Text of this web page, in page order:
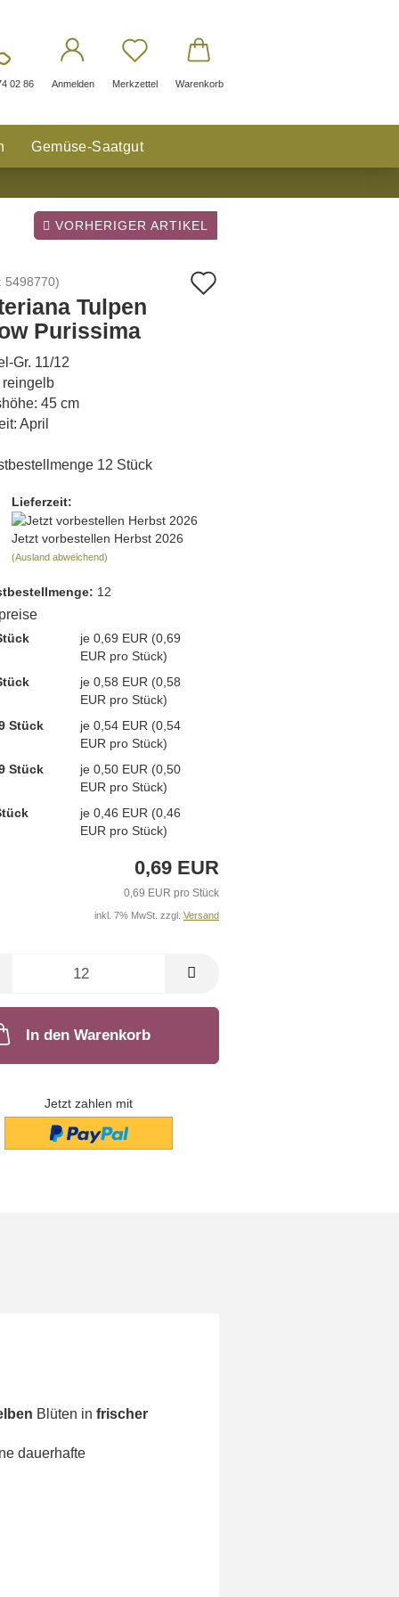
02 86 Anmelden Merkzettel Warenkorb
Gemüse-Saatgut
VORHERIGER ARTIKEL
5498770)
Tulpen
Purissima
Gr. 11/12
45 cm
April
12 Stück
Lieferzeit:
Jetzt vorbestellen Herbst 2026
(Ausland abweichend)
12
je 0,69 EUR (0,69
EUR pro Stück)
je 0,58 EUR (0,58
EUR pro Stück)
Stück
je 0,54 EUR (0,54
EUR pro Stück)
Stück
je 0,50 EUR (0,50
EUR pro Stück)
je 0,46 EUR (0,46
EUR pro Stück)
0,69 EUR
0,69 EUR pro Stück
inkl. 7% MwSt. zzgl. Versand
In den Warenkorb
Jetzt zahlen mit
Blüten in frischer
dauerhafte